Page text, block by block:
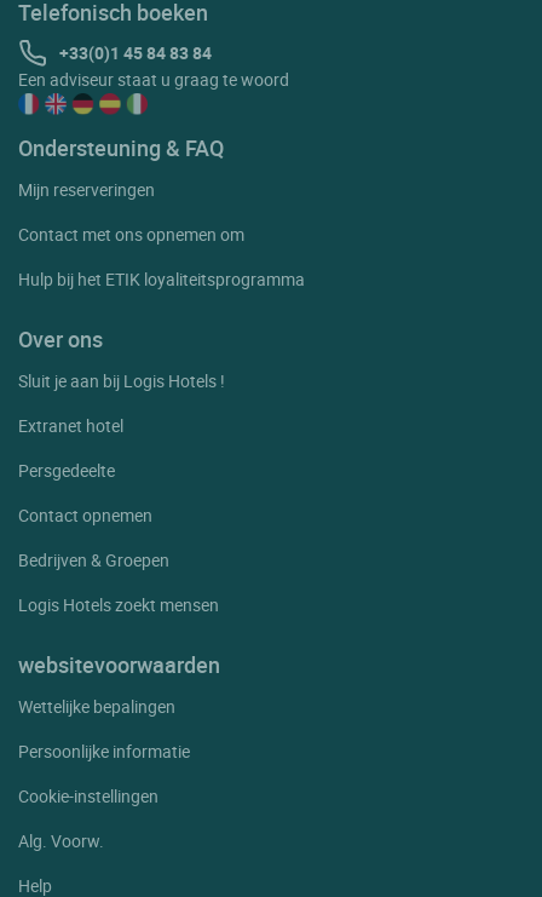
Telefonisch boeken
+33(0)1 45 84 83 84
Een adviseur staat u graag te woord
Ondersteuning & FAQ
Mijn reserveringen
Contact met ons opnemen om
Hulp bij het ETIK loyaliteitsprogramma
Over ons
Sluit je aan bij Logis Hotels !
Extranet hotel
Persgedeelte
Contact opnemen
Bedrijven & Groepen
Logis Hotels zoekt mensen
websitevoorwaarden
Wettelijke bepalingen
Persoonlijke informatie
Cookie-instellingen
Alg. Voorw.
Help